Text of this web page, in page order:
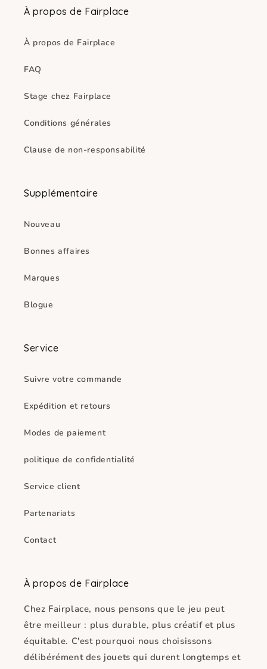
À propos de Fairplace
À propos de Fairplace
FAQ
Stage chez Fairplace
Conditions générales
Clause de non-responsabilité
Supplémentaire
Nouveau
Bonnes affaires
Marques
Blogue
Service
Suivre votre commande
Expédition et retours
Modes de paiement
politique de confidentialité
Service client
Partenariats
Contact
À propos de Fairplace
Chez Fairplace, nous pensons que le jeu peut
être meilleur : plus durable, plus créatif et plus
équitable. C'est pourquoi nous choisissons
délibérément des jouets qui durent longtemps et